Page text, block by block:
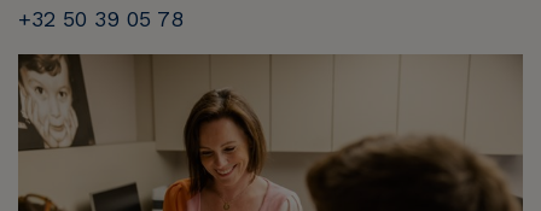
+32 50 39 05 78